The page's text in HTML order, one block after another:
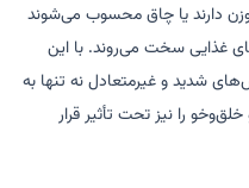
اضافه‌وزن دارند یا چاق محسوب می‌شوند
غذایی سخت می‌روند. با این
شدید و غیرمتعادل نه تنها به
را نیز تحت تأثیر قرار